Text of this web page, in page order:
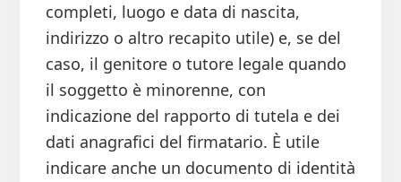
completi, luogo e data di nascita,
indirizzo o altro recapito utile) e, se del
caso, il genitore o tutore legale quando
il soggetto è minorenne, con
indicazione del rapporto di tutela e dei
dati anagrafici del firmatario. È utile
indicare anche un documento di identità